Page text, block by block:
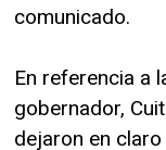
comunicado.
En referencia a
gobernador,
dejaron en